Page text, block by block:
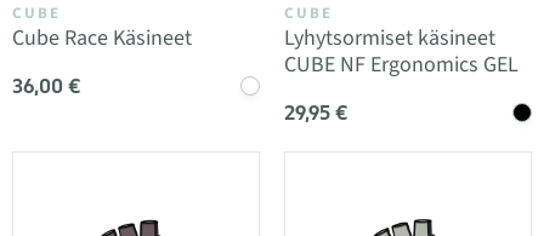
CUBE
Cube Race Käsineet
36,00 €
CUBE
Lyhytsormiset käsineet
CUBE NF Ergonomics GEL
29,95 €